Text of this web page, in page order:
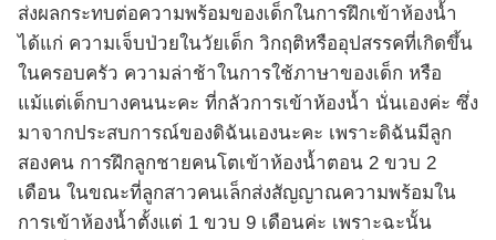
ส่งผลกระทบต่อความพร้อมของเด็กในการฝึกเข้าห้องน้ำ
ได้แก่ ความเจ็บป่วยในวัยเด็ก วิกฤติหรืออุปสรรคที่เกิดขึ้น
ในครอบครัว ความล่าช้าในการใช้ภาษาของเด็ก หรือ
แม้แต่เด็กบางคนนะคะ ที่กลัวการเข้าห้องน้ำ นั่นเองค่ะ ซึ่ง
มาจากประสบการณ์ของดิฉันเองนะคะ เพราะดิฉันมีลูก
สองคน การฝึกลูกชายคนโตเข้าห้องน้ำตอน 2 ขวบ 2
เดือน ในขณะที่ลูกสาวคนเล็กส่งสัญญาณความพร้อมใน
การเข้าห้องน้ำตั้งแต่ 1 ขวบ 9 เดือนค่ะ เพราะฉะนั้น